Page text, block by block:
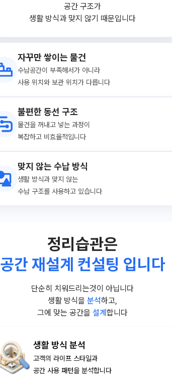
공간 구조가
생활 방식과 맞지 않기 때문입니다
자꾸만 쌓이는 물건
수납공간이 부족해서가 아니라
사용 위치와 보관 위치가 다릅니다
불편한 동선 구조
물건을 꺼내고 넣는 과정이
복잡하고 비효율적입니다
맞지 않는 수납 방식
생활 방식과 맞지 않는
수납 구조를 사용하고 있습니다
정리습관은
공간 재설계 컨설팅 입니다
단순히 치워드리는것이 아닙니다
생활 방식을 분석하고,
그에 맞는 공간을 설계 합니다
생활 방식 분석
고객의 라이프 스타일과
공간 사용 패턴을 분석합니다